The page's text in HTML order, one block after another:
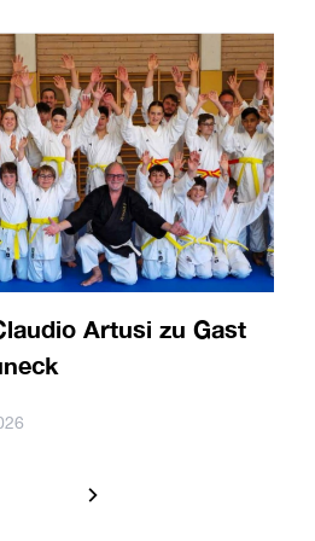
Artusi zu Gast